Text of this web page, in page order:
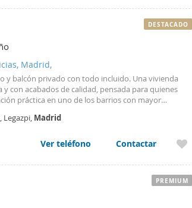
available for temporary stays of more than 30
after booking and send a document proving the
health, or study purposes (never for tourist
will cancel the reservation with possible penalties.
Madrid,
y balcón privado con todo incluido. Una vivienda
con acabados de calidad, pensada para quienes
práctica en uno de los barrios con mayor
de una oferta
Legazpi, Madrid
Ver teléfono Contactar
DESTACADO
PREMIUM